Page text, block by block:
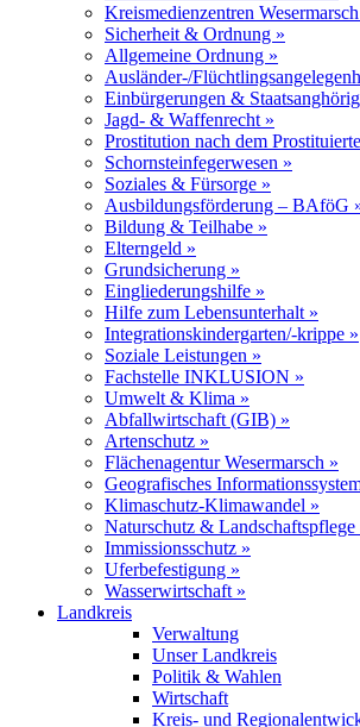
Kreismedienzentren
Sicherheit & Ordnung »
Allgemeine Ordnung »
Ausländer-/
Einbürgerungen &
Jagd- & Waffenrecht »
Prostitution nach dem
Schornsteinfegerwesen »
Soziales & Fürsorge »
Ausbildungsförderung – BAföG
Bildung & Teilhabe »
Elterngeld »
Grundsicherung »
Eingliederungshilfe »
Hilfe zum Lebensunterhalt »
Integrationskindergarten/-krippe »
Soziale Leistungen »
Fachstelle INKLUSION »
Umwelt & Klima »
Abfallwirtschaft (GIB) »
Artenschutz »
Flächenagentur Wesermarsch »
Geografisches
Klimaschutz-Klimawandel »
Naturschutz & Landschaftspflege
Immissionsschutz »
Uferbefestigung »
Wasserwirtschaft »
Landkreis
Verwaltung
Unser Landkreis
Politik & Wahlen
Wirtschaft
Kreis- und